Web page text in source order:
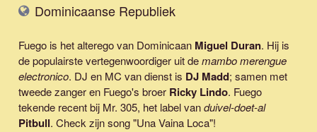
Dominicaanse Republiek
Fuego is het alterego van Dominicaan Miguel Duran. Hij is
de populairste vertegenwoordiger uit demambo merengue
electronico. DJ en MC van dienst is DJ Madd; samen met
tweede zanger en Fuego's broer Ricky Lindo. Fuego
tekende recent bij Mr. 305, het label vanduivel-doet-al
Pitbull. Check zijn song "Una Vaina Loca"!